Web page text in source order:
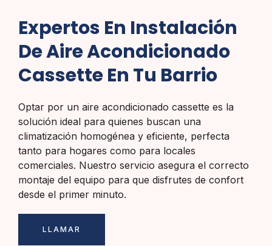
Expertos En Instalación
De Aire Acondicionado
Cassette En Tu Barrio
Optar por un aire acondicionado cassette es la
solución ideal para quienes buscan una
climatización homogénea y eficiente, perfecta
tanto para hogares como para locales
comerciales. Nuestro servicio asegura el correcto
montaje del equipo para que disfrutes de confort
desde el primer minuto.
LLAMAR